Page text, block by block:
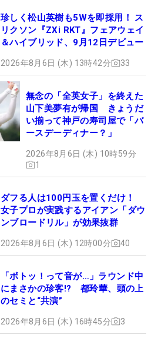
珍しく松山英樹も5Wを即採用！ ス
リクソン『ZXi RKT』フェアウェイ
＆ハイブリッド、9月12日デビュー
2026年8月6日 (木) 13時42分 33
無念の「全英女子」を終えた
山下美夢有が帰国 きょうだ
い揃って神戸の寿司屋で「バ
ースデーディナー？」
2026年8月6日 (木) 10時59分
1
ダフる人は100円玉を置くだけ！
女子プロが実践するアイアン「ダウ
ンブロードリル」が効果抜群
2026年8月6日 (木) 12時00分 40
「ボトッ！って音が…」ラウンド中
にまさかの珍客!? 都玲華、頭の上
のセミと“共演”
2026年8月6日 (木) 16時45分 3